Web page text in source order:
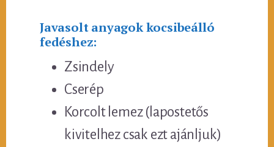
Javasolt anyagok kocsibeálló
fedéshez:
Zsindely
Cserép
Korcolt lemez (lapostetős
kivitelhez csak ezt ajánljuk)